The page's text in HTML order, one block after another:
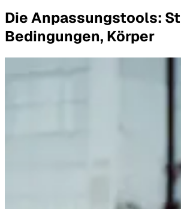
Die Anpassungstools:
Bedingungen, Körper